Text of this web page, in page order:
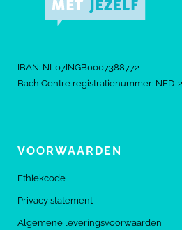
IBAN: NL07INGB0007388772
Bach Centre registratienummer: NED-
VOORWAARDEN
Ethiekcode
Privacy statement
Algemene leveringsvoorwaarden